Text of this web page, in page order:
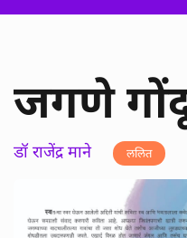
जगणे
डॉ राजेंद्र माने ललित